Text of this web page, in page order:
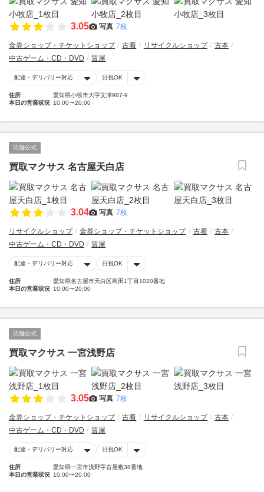
3.05 写真 7枚
金券ショップ・チケットショップ 古着 リサイクルショップ
古本
中古ゲーム・CD・DVD
質屋
配達・デリバリー対応 日祝OK
住所
愛知県小牧市大字文津987-9
本日の営業状況 10:00〜20:00
店舗公式
買取マクサス 名古屋天白店
3.04 写真 7枚
リサイクルショップ 金券ショップ・チケットショップ 古着
古本
中古ゲーム・CD・DVD
質屋
配達・デリバリー対応 日祝OK
住所
愛知県名古屋市天白区島田1丁目1020番地
本日の営業状況 10:00〜20:00
店舗公式
買取マクサス 一宮浅野店
3.05 写真 7枚
金券ショップ・チケットショップ 古着 リサイクルショップ
古本
中古ゲーム・CD・DVD
質屋
配達・デリバリー対応 日祝OK
住所
愛知県一宮市浅野字古屋敷38番地
本日の営業状況 10:00〜20:00